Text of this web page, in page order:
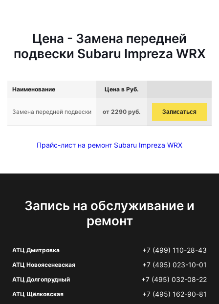
Цена - Замена передней
подвески Subaru Impreza WRX
Наименование Цена в Руб.
Замена передней подвески от 2290 руб. Записаться
Прайс-лист на ремонт Subaru Impreza WRX
Запись на обслуживание и
ремонт
АТЦ Дмитровка +7 (499) 110-28-43
АТЦ Новоясеневская +7 (495) 023-10-01
АТЦ Долгопрудный +7 (495) 032-08-22
АТЦ Щёлковская +7 (495) 162-90-81